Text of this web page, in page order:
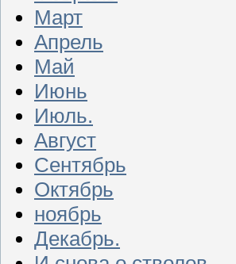
Март
Апрель
Май
Июнь
Июль.
Август
Сентябрь
Октябрь
ноябрь
Декабрь.